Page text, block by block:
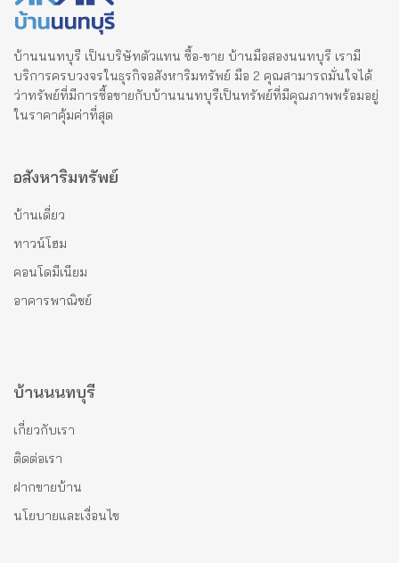
บ้านนนทบุรี เป็นบริษัทตัวแทน ซื้อ-ขาย บ้านมือสองนนทบุรี เรามี
บริการครบวงจรในธุรกิจอสังหาริมทรัพย์ มือ 2 คุณสามารถมั่นใจได้
ว่าทรัพย์ที่มีการซื้อขายกับบ้านนนทบุรีเป็นทรัพย์ที่มีคุณภาพพร้อมอยู่
ในราคาคุ้มค่าที่สุด
อสังหาริมทรัพย์
บ้านเดี่ยว
ทาวน์โฮม
คอนโดมีเนียม
อาคารพาณิชย์
บ้านนนทบุรี
เกี่ยวกับเรา
ติดต่อเรา
ฝากขายบ้าน
นโยบายและเงื่อนไข